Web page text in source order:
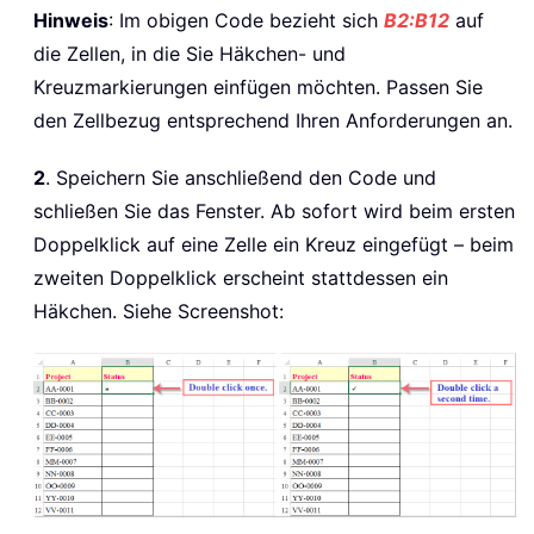
Hinweis: Im obigen Code bezieht sich B2:B12 auf
die Zellen, in die Sie Häkchen- und
Kreuzmarkierungen einfügen möchten. Passen Sie
den Zellbezug entsprechend Ihren Anforderungen an.
2. Speichern Sie anschließend den Code und
schließen Sie das Fenster. Ab sofort wird beim ersten
Doppelklick auf eine Zelle ein Kreuz eingefügt – beim
zweiten Doppelklick erscheint stattdessen ein
Häkchen. Siehe Screenshot: